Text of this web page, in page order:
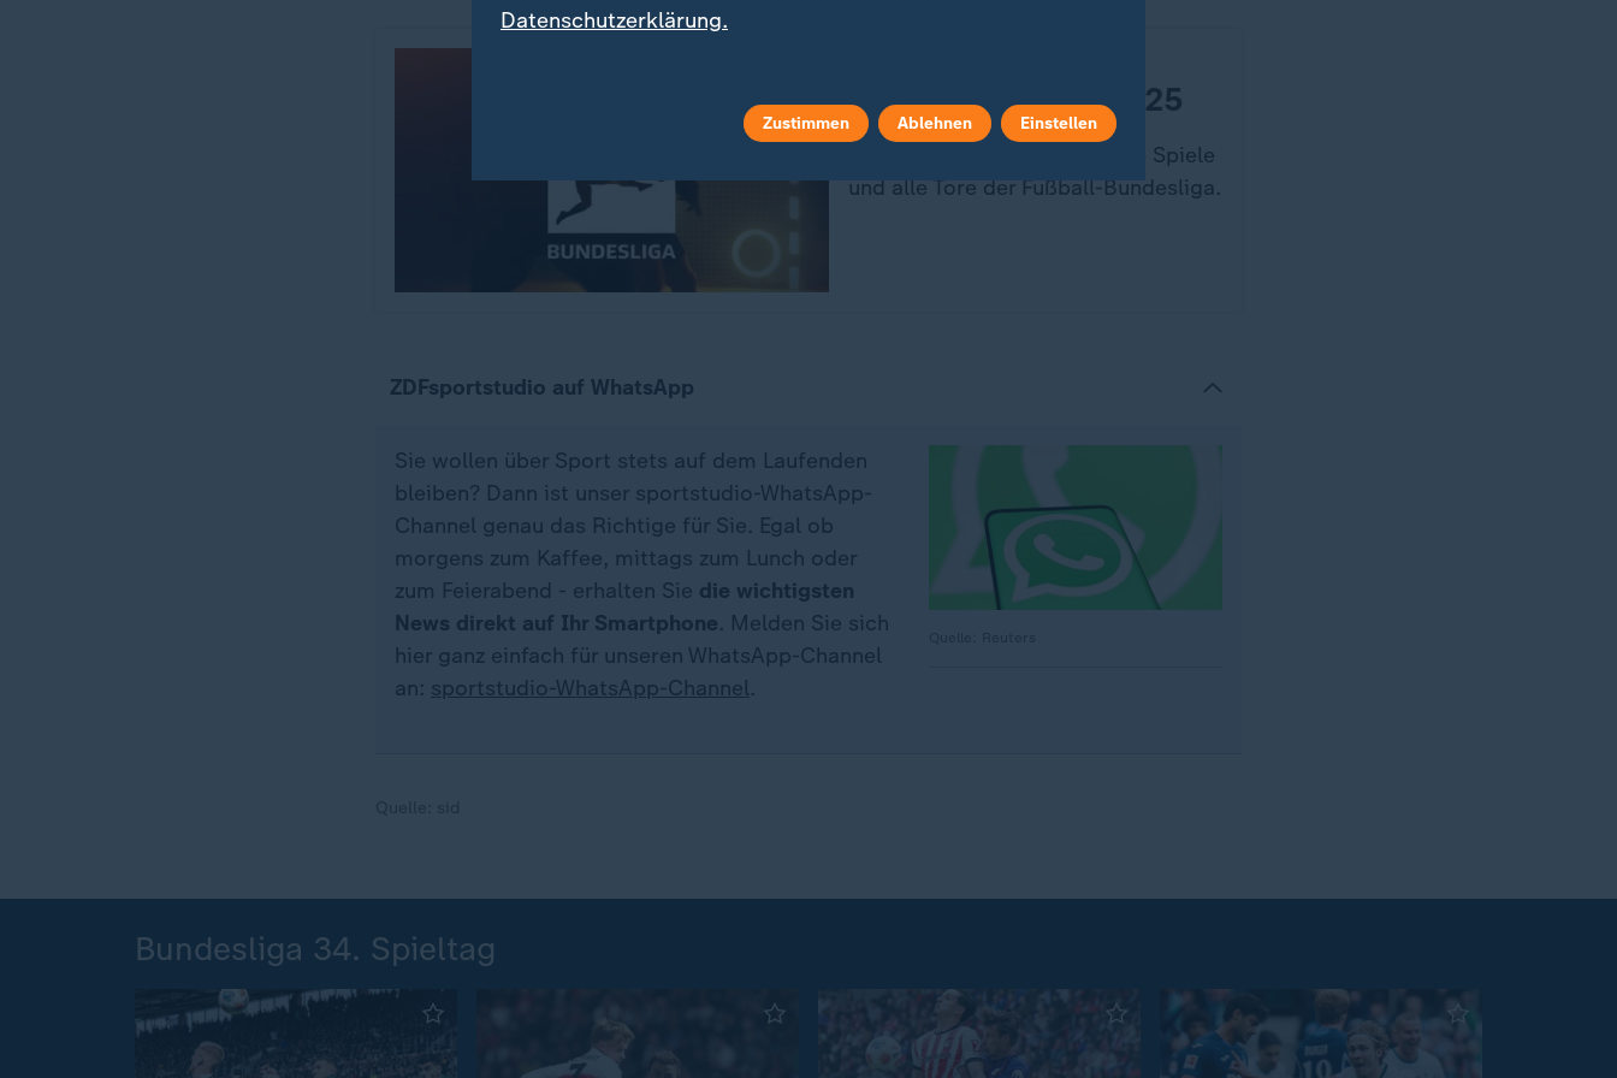
Bundesliga - 2024/25
Montags ab 0:00 Uhr hier alle Spiele
und alle Tore der Fußball-Bundesliga.
ZDFsportstudio auf WhatsApp
Sie wollen über Sport stets auf dem Laufenden
bleiben? Dann ist unser sportstudio-WhatsApp-
Channel genau das Richtige für Sie. Egal ob
morgens zum Kaffee, mittags zum Lunch oder
zum Feierabend - erhalten Sie die wichtigsten
News direkt auf Ihr Smartphone. Melden Sie sich
hier ganz einfach für unseren WhatsApp-Channel
an: sportstudio-WhatsApp-Channel.
Bundesliga 34. Spieltag
Datenschutzerklärung.
Zustimmen Ablehnen Einstellen